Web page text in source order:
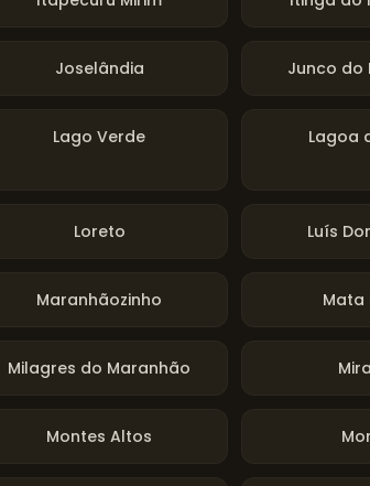
Joselândia Junco do
Lago Verde Lagoa
Loreto Luís
Maranhãozinho Mata
Milagres do Maranhão
Montes Altos